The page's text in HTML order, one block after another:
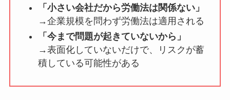
「小さい会社だから労働法は関係ない」
→企業規模を問わず労働法は適用される
「今まで問題が起きていないから」
→表面化していないだけで、リスクが蓄
積している可能性がある